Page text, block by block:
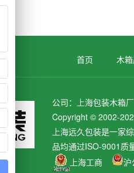
首页 木
公司：上海包装木箱
Copyright © 2002-
上海远久包装是一家
品均通过ISO-9001质
上海工商
沪